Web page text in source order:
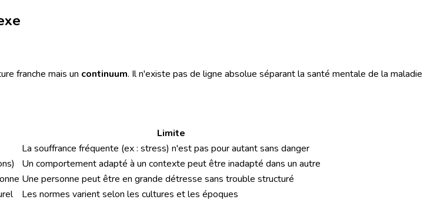
franche mais un continuum. Il n'existe pas de ligne absolue séparant la santé mentale de la maladie
Limite
La souffrance fréquente (ex : stress) n'est pas pour autant sans danger
Un comportement adapté à un contexte peut être inadapté dans un autre
Une personne peut être en grande détresse sans trouble structuré
Les normes varient selon les cultures et les époques